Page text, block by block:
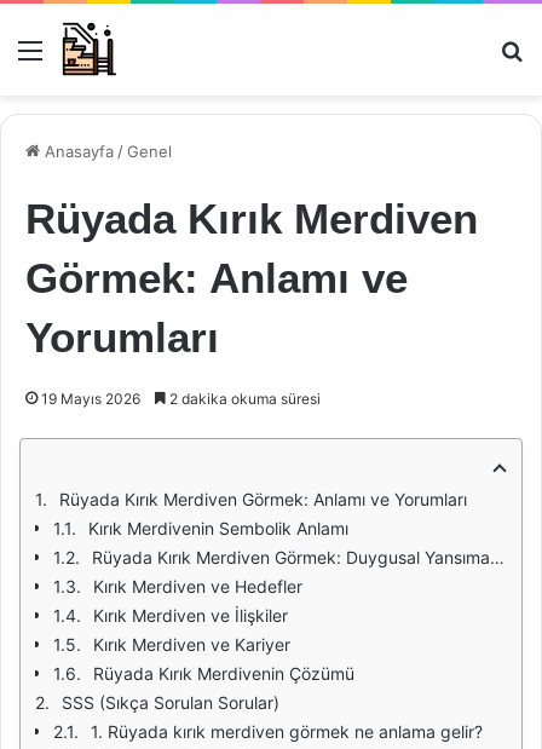
Menü
Anasayfa /Genel
Rüyada Kırık Merdiven
Görmek: Anlamı ve
Yorumları
19 Mayıs 2026 2 dakika okuma süresi
Rüyada Kırık Merdiven Görmek: Anlamı ve Yorumları
Kırık Merdivenin Sembolik Anlamı
Rüyada Kırık Merdiven Görmek: Duygusal Yansımalar
Kırık Merdiven ve Hedefler
Kırık Merdiven ve İlişkiler
Kırık Merdiven ve Kariyer
Rüyada Kırık Merdivenin Çözümü
SSS (Sıkça Sorulan Sorular)
1. Rüyada kırık merdiven görmek ne anlama gelir?